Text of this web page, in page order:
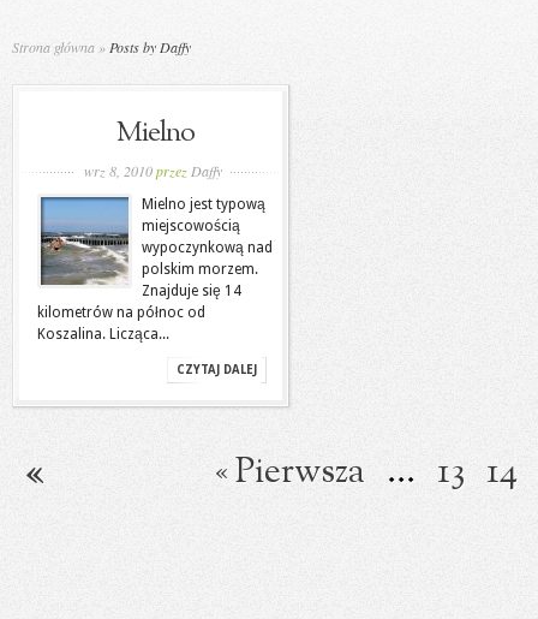
Strona główna » Posts by Daffy
Mielno
wrz 8, 2010przez Daffy
Mielno jest typową
miejscowością
wypoczynkową nad
polskim morzem.
Znajduje się 14
kilometrów na północ od
Koszalina. Licząca...
CZYTAJ DALEJ
« Pierwsza ... 13 14